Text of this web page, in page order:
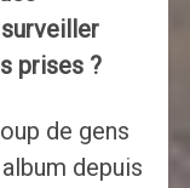
prises ?
de gens
depuis